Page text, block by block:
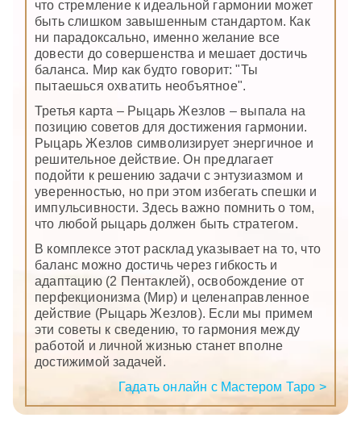
что стремление к идеальной гармонии может
быть слишком завышенным стандартом. Как
ни парадоксально, именно желание все
довести до совершенства и мешает достичь
баланса. Мир как будто говорит: "Ты
пытаешься охватить необъятное".
Третья карта – Рыцарь Жезлов – выпала на
позицию советов для достижения гармонии.
Рыцарь Жезлов символизирует энергичное и
решительное действие. Он предлагает
подойти к решению задачи с энтузиазмом и
уверенностью, но при этом избегать спешки и
импульсивности. Здесь важно помнить о том,
что любой рыцарь должен быть стратегом.
В комплексе этот расклад указывает на то, что
баланс можно достичь через гибкость и
адаптацию (2 Пентаклей), освобождение от
перфекционизма (Мир) и целенаправленное
действие (Рыцарь Жезлов). Если мы примем
эти советы к сведению, то гармония между
работой и личной жизнью станет вполне
достижимой задачей.
Гадать онлайн с Мастером Таро >